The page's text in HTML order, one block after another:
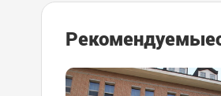
Рекомендуемые